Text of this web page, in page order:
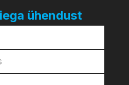
ühendust